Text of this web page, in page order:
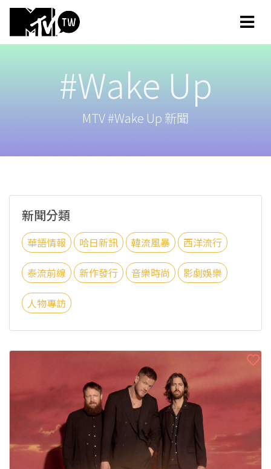
#Wake Up
MTV #Wake Up 新聞
新聞分類
華語情報 哈日新訊 韓流風暴 西洋流行
泰流前線 新作發行 音樂時尚 影劇娛樂
人物專訪